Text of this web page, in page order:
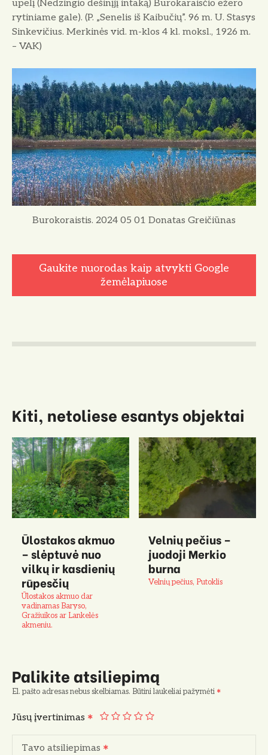
upelį (Nedzingio dešinįjį intaką) Burokaraisčio ežero
rytiniame gale). (P. „Senelis iš Kaibučių”. 96 m. U. Stasys
Sinkevičius. Merkinės vid. m-klos 4 kl. moksl., 1926 m.
– VAK)
Burokoraistis. 2024 05 01 Donatas Greičiūnas
Gaukite nuorodas kaip atvykti Google
žemėlapiuose
Kiti, netoliese esantys objektai
Ūlostakos akmuo
– slėptuvė nuo
vilkų ir kasdienių
rūpesčių
Ūlostakos akmuo dar
vadinamas Baryso,
Gražiuikos ar Lankelės
akmeniu.
Velnių pečius –
juodoji Merkio
burna
Velnių pečius, Putoklis
Palikite atsiliepimą
El. pašto adresas nebus skelbiamas. Būtini laukeliai pažymėti
Jūsų įvertinimas
Tavo atsiliepimas